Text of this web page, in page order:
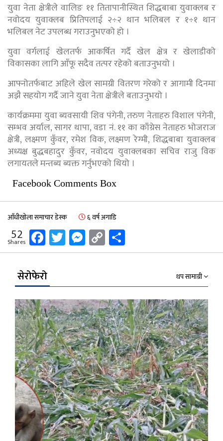
युवा नेता क्षेत्रीले वालिङ ११ तितापानीस्थित शिद्धबाबा युवाक्लब र
नवोदय युवाक्लब प्रितिपलाई २÷२ थान भलिबल र १÷१ थान
भलिबल नेट उपलब्ध गराउनुभएको हो ।
युवा वर्गलाई खेलतर्फ आकर्षित गर्दै खेल क्षेत्र र खेलाडीको
विकासका लागि आँफू सदैव तत्पर रहेको बताउनुभयो ।
आफ्नोतर्फबाट अहिले खेल सामग्री वितरण गरेको र आगामी दिनमा
अझै सहयोग गर्दै जाने युवा नेता क्षेत्रीले बताउनुभयो ।
कार्यक्रममा युवा ब्यवसायी शिव पंगेनी, तरुण नेताहरु विशाल पंगेनी,
सम्भव अर्याल, सागर थापा, वडा नं. ११ का काँग्रेस नेताहरु भोजराज
क्षेत्री, लक्ष्मण कुँवर, रमेश विक, लक्ष्मण रेग्मी, शिद्धबाबा युवाक्लब
अध्यक्ष बुद्धबहादुर कुँवर, नवोदय युवाक्लबका सचिव राजु विक
लगायतले मन्तब्य ब्यक्त गर्नुभएको थियो ।
Facebook Comments Box
आँधीखोला समाचार डेस्क ६ वर्ष अगाडि
52
Shares Facebook
Twitter
Messenger
Copy
Link
सेरोफेरो थप सामाग्री